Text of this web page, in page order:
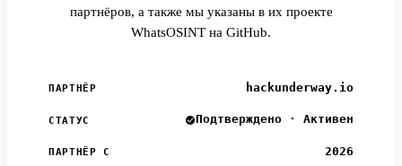
партнёров, а также мы указаны в их проекте
WhatsOSINT на GitHub.
ПАРТНЁР hackunderway.io
СТАТУС Подтверждено · Активен
ПАРТНЁР С 2026